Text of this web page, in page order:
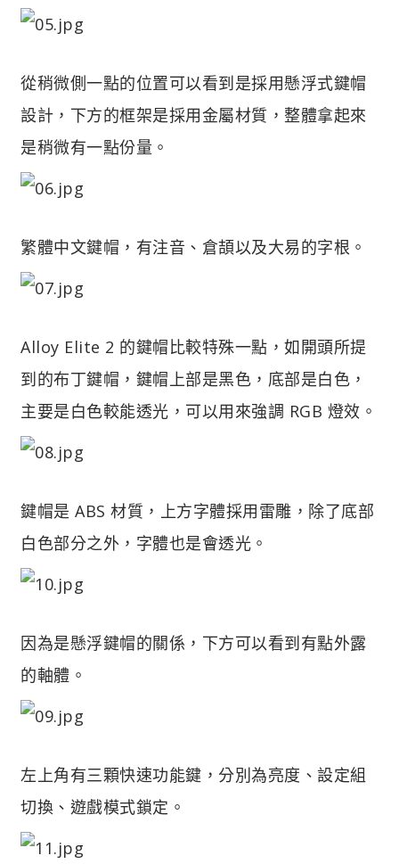
從稍微側一點的位置可以看到是採用懸浮式鍵帽
設計，下方的框架是採用金屬材質，整體拿起來
是稍微有一點份量。
繁體中文鍵帽，有注音、倉頡以及大易的字根。
Alloy Elite 2 的鍵帽比較特殊一點，如開頭所提
到的布丁鍵帽，鍵帽上部是黑色，底部是白色，
主要是白色較能透光，可以用來強調 RGB 燈效。
鍵帽是 ABS 材質，上方字體採用雷雕，除了底部
白色部分之外，字體也是會透光。
因為是懸浮鍵帽的關係，下方可以看到有點外露
的軸體。
左上角有三顆快速功能鍵，分別為亮度、設定組
切換、遊戲模式鎖定。